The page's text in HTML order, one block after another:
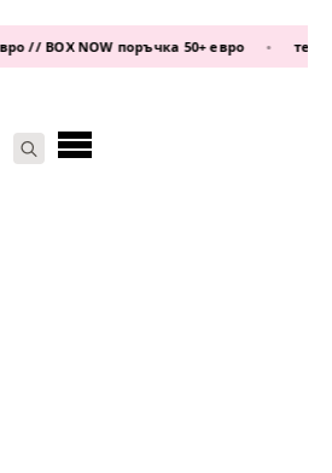
BOX NOW поръчка 50+ евро •